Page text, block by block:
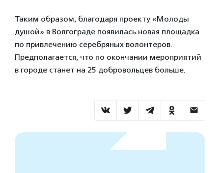
Таким образом, благодаря проекту «Молоды
душой» в Волгограде появилась новая площадка
по привлечению серебряных волонтеров.
Предполагается, что по окончании мероприятий
в городе станет на 25 добровольцев больше.